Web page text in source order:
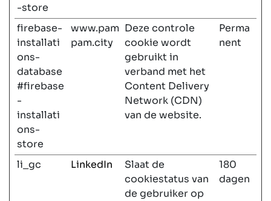
-store
firebase-
installati
ons-
database
#firebase
-
installati
ons-
store
www.pam
pam.city
Deze controle
cookie wordt
gebruikt in
verband met het
Content Delivery
Network (CDN)
van de website.
Perma
nent
li_gc LinkedIn
Slaat de
cookiestatus van
de gebruiker op
180
dagen